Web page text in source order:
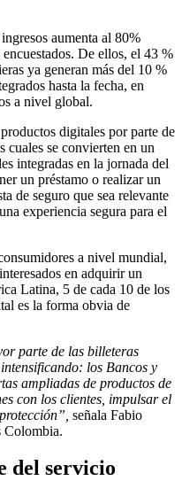
aumenta al 80%
De ellos, el 43 %
ya generan más del 10 %
hasta la fecha, en
a nivel global.
digitales por parte de
cuales se convierten en un
integradas en la jornada del
un préstamo o realizar un
de seguro que sea relevante
experiencia segura para el
a nivel mundial,
en adquirir un
Latina, 5 de cada 10 de los
es la forma obvia de
parte de las billeteras
los Bancos y
ampliadas de productos de
con los clientes, impulsar el
señala Fabio
Colombia.
del servicio